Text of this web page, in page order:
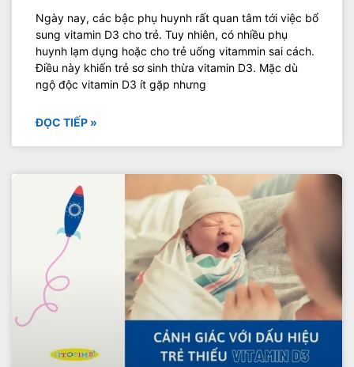
Ngày nay, các bậc phụ huynh rất quan tâm tới việc bổ
sung vitamin D3 cho trẻ. Tuy nhiên, có nhiều phụ
huynh lạm dụng hoặc cho trẻ uống vitammin sai cách.
Điều này khiến trẻ sơ sinh thừa vitamin D3. Mặc dù
ngộ độc vitamin D3 ít gặp nhưng
ĐỌC TIẾP »